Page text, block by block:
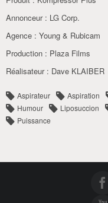
Annonceur : LG Corp.
Agence : Young & Rubicam
Production : Plaza Films
Réalisateur : Dave KLAIBER
Aspirateur Aspiration
Humour
Liposuccion
Puissance